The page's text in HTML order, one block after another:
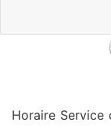
Horaire Service